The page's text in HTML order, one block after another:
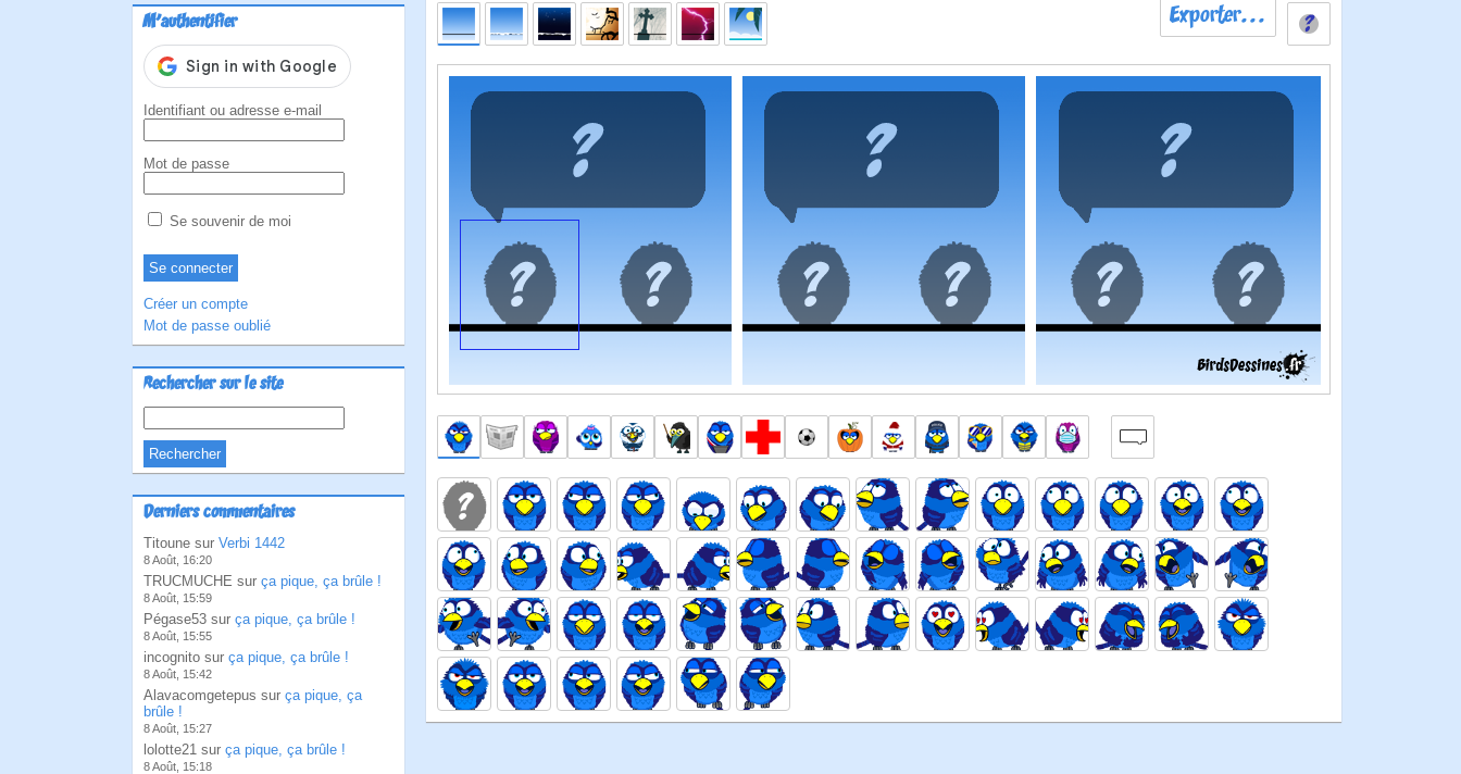
M'authentifier
Identifiant ou adresse e-mail
Mot de passe
Se souvenir de moi
Créer un compte
Mot de passe oublié
Rechercher sur le site
Derniers commentaires
Titoune sur Verbi 1442
8 Août, 16:20
TRUCMUCHE sur ça pique, ça brûle !
8 Août, 15:59
Pégase53 sur ça pique, ça brûle !
8 Août, 15:55
incognito sur ça pique, ça brûle !
8 Août, 15:42
Alavacomgetepus sur ça pique, ça
brûle !
8 Août, 15:27
lolotte21 sur ça pique, ça brûle !
8 Août, 15:18
Exporter...